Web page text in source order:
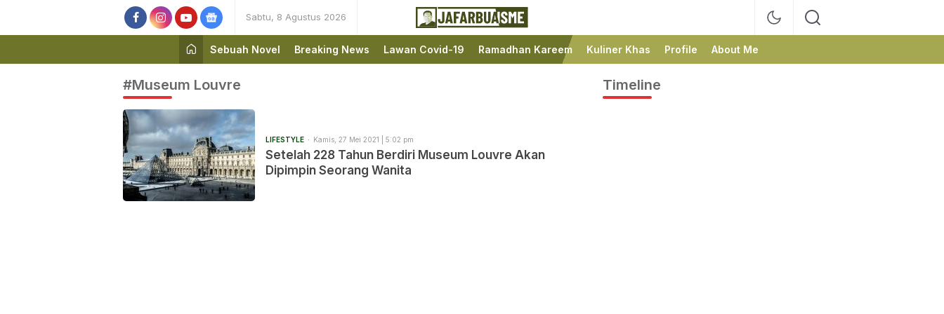
Sabtu, 8 Agustus 2026
JafarBua
Ini bukan Media Online,
Ini Jafarbuaisme.com
Sebuah Novel
Breaking News Lawan Covid-19 Ramadhan Kareem Kuliner Khas Profile About Me
#Museum Louvre
LIFESTYLE Kamis, 27 Mei 2021 | 5:02 pm
Setelah 228 Tahun Berdiri Museum Louvre Akan
Dipimpin Seorang Wanita
Timeline